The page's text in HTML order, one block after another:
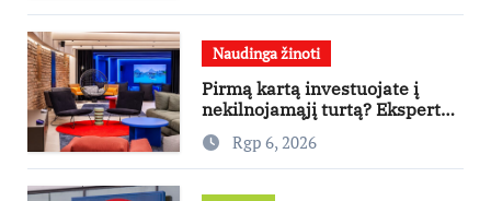
Naudinga žinoti
Pirmą kartą investuojate į
nekilnojamąjį turtą? Ekspertas
pataria, kaip pasirinkti būstą,
kuris generuos grąžą
Rgp 6, 2026